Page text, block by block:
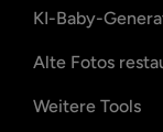
KI-Baby-
Alte Fotos
Weitere Tools